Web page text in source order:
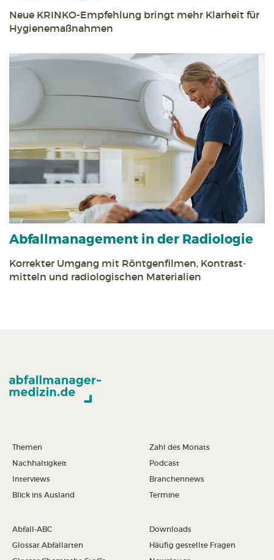
Neue KRINKO-Empfehlung bringt mehr Klarheit für
Hygiene­maßnahmen
Abfall­management in der Radiologie
Korrekter Umgang mit Röntgen­filmen, Kontrast­
mitteln und radiologischen Materialien
Themen
Nachhaltigkeit
Interviews
Blick ins Ausland
Zahl des Monats
Podcast
Branchennews
Termine
Abfall-ABC
Glossar Abfallarten
Downloads
Häufig gestellte Fragen